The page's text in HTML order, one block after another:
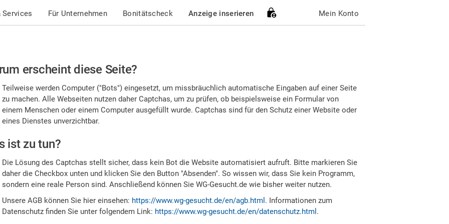
Services Für Unternehmen Bonitätscheck Anzeige inserieren Mein Konto
erscheint diese Seite?
Teilweise werden Computer ("Bots") eingesetzt, um missbräuchlich automatische Eingaben auf einer Seite
zu machen. Alle Webseiten nutzen daher Captchas, um zu prüfen, ob beispielsweise ein Formular von
einem Menschen oder einem Computer ausgefüllt wurde. Captchas sind für den Schutz einer Website oder
eines Dienstes unverzichtbar.
ist zu tun?
Die Lösung des Captchas stellt sicher, dass kein Bot die Website automatisiert aufruft. Bitte markieren Sie
daher die Checkbox unten und klicken Sie den Button "Absenden". So wissen wir, dass Sie kein Programm,
sondern eine reale Person sind. Anschließend können Sie WG-Gesucht.de wie bisher weiter nutzen.
Unsere AGB können Sie hier einsehen: https://www.wg-gesucht.de/en/agb.html . Informationen zum
Datenschutz finden Sie unter folgendem Link: https://www.wg-gesucht.de/en/datenschutz.html .